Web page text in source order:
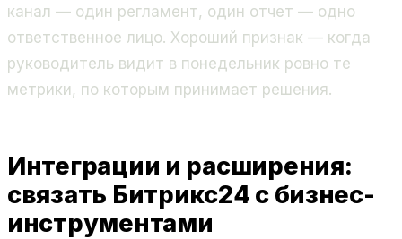
канал — один регламент, один отчет — одно
ответственное лицо. Хороший признак — когда
руководитель видит в понедельник ровно те
метрики, по которым принимает решения.
Интеграции и расширения:
связать Битрикс24 с бизнес-
инструментами